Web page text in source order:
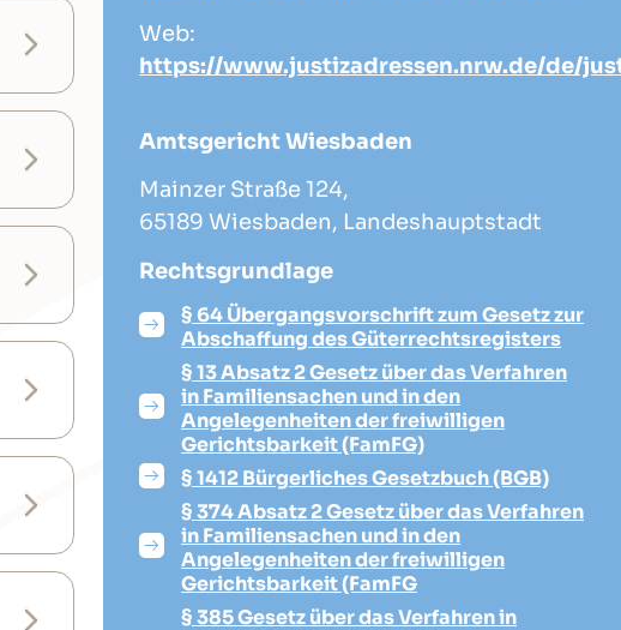
Web:
https://www.justizadressen.nrw.de/de/
Amtsgericht Wiesbaden
Mainzer Straße 124,
65189 Wiesbaden, Landeshauptstadt
Rechtsgrundlage
§ 64 Übergangsvorschrift zum Gesetz zur
Abschaffung des Güterrechtsregisters
§ 13 Absatz 2 Gesetz über das Verfahren
in Familiensachen und in den
Angelegenheiten der freiwilligen
Gerichtsbarkeit (FamFG)
§ 1412 Bürgerliches Gesetzbuch (BGB)
§ 374 Absatz 2 Gesetz über das Verfahren
in Familiensachen und in den
Angelegenheiten der freiwilligen
Gerichtsbarkeit (FamFG
§ 385 Gesetz über das Verfahren in